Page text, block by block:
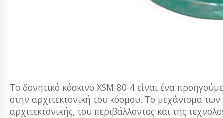
Το δονητικό κόσκινο XSM-80-4 είναι ένα
στην αρχιτεκτονική του κόσμου. Το μεχάνισμα
αρχιτεκτονικής, του περιβάλλοντος και της